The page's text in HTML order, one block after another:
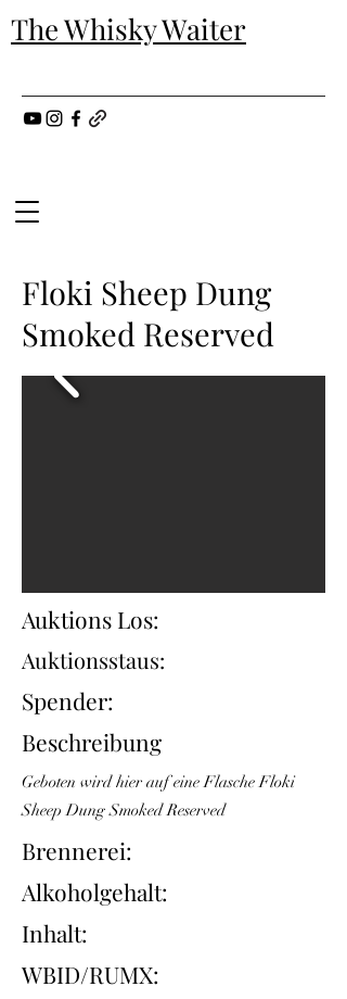
The Whisky Waiter
Floki Sheep Dung
Smoked Reserved
Auktions Los:
Auktionsstaus:
Spender:
Beschreibung
Geboten wird hier auf eine Flasche Floki
Sheep Dung Smoked Reserved
Brennerei:
Alkoholgehalt:
Inhalt:
WBID/RUMX: